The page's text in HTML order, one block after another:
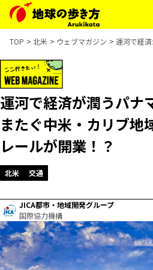
TOP 北米 ウェブマガジン 運河で経
運河で経済が潤うパナ
またぐ中米・カリブ地
レールが開業！？
北米 交通
JICA都市・地域開発グループ
国際協力機構